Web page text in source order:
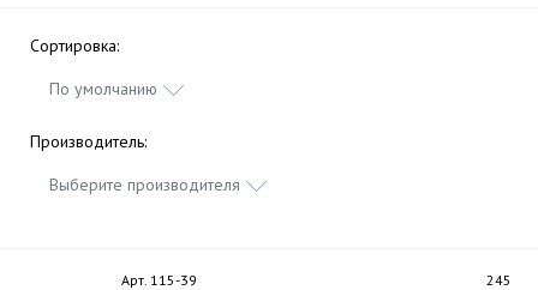
Сортировка:
По умолчанию
Производитель:
Выберите производителя
Арт. 115-39 245